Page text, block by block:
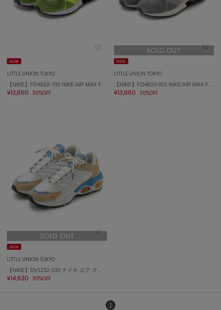
sale
LITTLE UNION TOKYO
¥13,860 30%OFF
SOLD OUT
sale
LITTLE UNION TOKYO
¥13,860 30%OFF
SOLD OUT
sale
LITTLE UNION TOKYO
¥14,630 30%OFF
1